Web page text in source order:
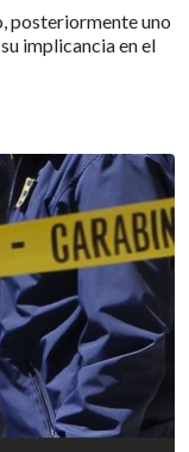
posteriormente uno
implicancia en el